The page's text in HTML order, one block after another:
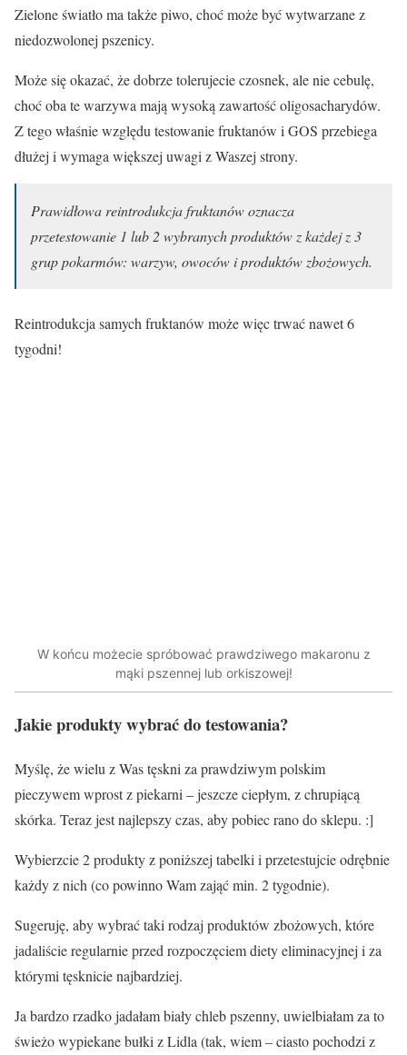
Zielone światło ma także piwo, choć może być wytwarzane z
niedozwolonej pszenicy.
Może się okazać, że dobrze tolerujecie czosnek, ale nie cebulę,
choć oba te warzywa mają wysoką zawartość oligosacharydów.
Z tego właśnie względu testowanie fruktanów i GOS przebiega
dłużej i wymaga większej uwagi z Waszej strony.
Prawidłowa reintrodukcja fruktanów oznacza
przetestowanie 1 lub 2 wybranych produktów z każdej z 3
grup pokarmów: warzyw, owoców i produktów zbożowych.
Reintrodukcja samych fruktanów może więc trwać nawet 6
tygodni!
W końcu możecie spróbować prawdziwego makaronu z
mąki pszennej lub orkiszowej!
Jakie produkty wybrać do testowania?
Myślę, że wielu z Was tęskni za prawdziwym polskim
pieczywem wprost z piekarni – jeszcze ciepłym, z chrupiącą
skórka. Teraz jest najlepszy czas, aby pobiec rano do sklepu. :]
Wybierzcie 2 produkty z poniższej tabelki i przetestujcie odrębnie
każdy z nich (co powinno Wam zająć min. 2 tygodnie).
Sugeruję, aby wybrać taki rodzaj produktów zbożowych, które
jadaliście regularnie przed rozpoczęciem diety eliminacyjnej i za
którymi tęsknicie najbardziej.
Ja bardzo rzadko jadałam biały chleb pszenny, uwielbiałam za to
świeżo wypiekane bułki z Lidla (tak, wiem – ciasto pochodzi z